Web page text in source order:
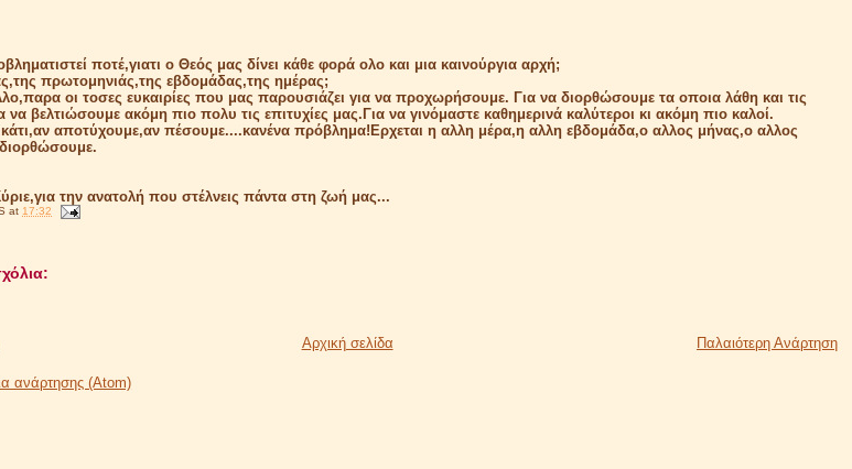
ποτέ,γιατι ο Θεός μας δίνει κάθε φορά ολο και μια καινούργια αρχή;
πρωτομηνιάς,της εβδομάδας,της ημέρας;
οι τοσες ευκαιρίες που μας παρουσιάζει για να προχωρήσουμε. Για να διορθώσουμε τα οποια λάθη και τις
να βελτιώσουμε ακόμη πιο πολυ τις επιτυχίες μας.Για να γινόμαστε καθημερινά καλύτεροι κι ακόμη πιο καλοί.
αποτύχουμε,αν πέσουμε....κανένα πρόβλημα!Ερχεται η αλλη μέρα,η αλλη εβδομάδα,ο αλλος μήνας,ο αλλος
την ανατολή που στέλνεις πάντα στη ζωή μας...
at 17:32
Παλαιότερη Ανάρτηση
Αρχική σελίδα
ανάρτησης (Atom)